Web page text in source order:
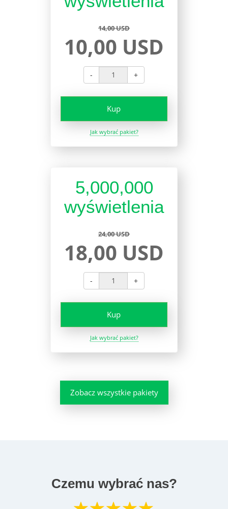
14,00 USD
10,00 USD
- +
Kup
Jak wybrać pakiet?
5,000,000
wyświetlenia
24,00 USD
18,00 USD
- +
Kup
Jak wybrać pakiet?
Zobacz wszystkie pakiety
Czemu wybrać nas?